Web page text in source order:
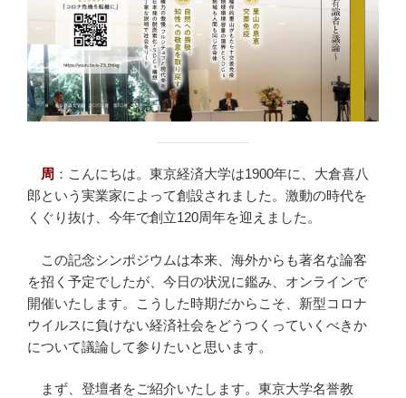
周 ： こんにちは。東京経済大学は1900年に、大倉喜八
郎という実業家によって創設されました。激動の時代を
くぐり抜け、今年で創立120周年を迎えました。
この記念シンポジウムは本来、海外からも著名な論客
を招く予定でしたが、今日の状況に鑑み、オンラインで
開催いたします。こうした時期だからこそ、新型コロナ
ウイルスに負けない経済社会をどうつくっていくべきか
について議論して参りたいと思います。
まず、登壇者をご紹介いたします。東京大学名誉教